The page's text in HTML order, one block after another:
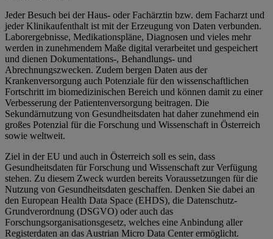
Jeder Besuch bei der Haus- oder Fachärztin bzw. dem Facharzt und
jeder Klinikaufenthalt ist mit der Erzeugung von Daten verbunden.
Laborergebnisse, Medikationspläne, Diagnosen und vieles mehr
werden in zunehmendem Maße digital verarbeitet und gespeichert
und dienen Dokumentations-, Behandlungs- und
Abrechnungszwecken. Zudem bergen Daten aus der
Krankenversorgung auch Potenziale für den wissenschaftlichen
Fortschritt im biomedizinischen Bereich und können damit zu einer
Verbesserung der Patientenversorgung beitragen. Die
Sekundärnutzung von Gesundheitsdaten hat daher zunehmend ein
großes Potenzial für die Forschung und Wissenschaft in Österreich
sowie weltweit.
Ziel in der EU und auch in Österreich soll es sein, dass
Gesundheitsdaten für Forschung und Wissenschaft zur Verfügung
stehen. Zu diesem Zweck wurden bereits Voraussetzungen für die
Nutzung von Gesundheitsdaten geschaffen. Denken Sie dabei an
den European Health Data Space (EHDS), die Datenschutz-
Grundverordnung (DSGVO) oder auch das
Forschungsorganisationsgesetz, welches eine Anbindung aller
Registerdaten an das Austrian Micro Data Center ermöglicht.